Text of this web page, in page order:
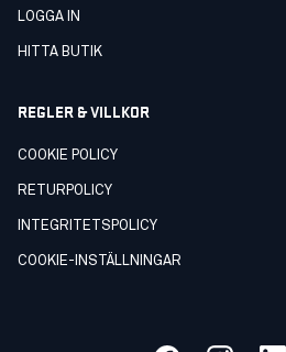
LOGGA IN
HITTA BUTIK
REGLER & VILLKOR
COOKIE POLICY
RETURPOLICY
INTEGRITETSPOLICY
COOKIE-INSTÄLLNINGAR